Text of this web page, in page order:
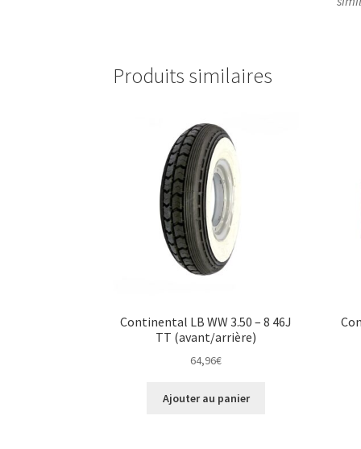
Produits similaires
Continental LB WW 3.50 – 8 46J
TT (avant/arrière)
64,96€
Ajouter au panier